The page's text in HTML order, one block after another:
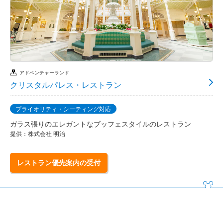
アドベンチャーランド
クリスタルパレス・レストラン
プライオリティ・シーティング対応
ガラス張りのエレガントなブッフェスタイルのレストラン
提供：株式会社 明治
レストラン優先案内の受付